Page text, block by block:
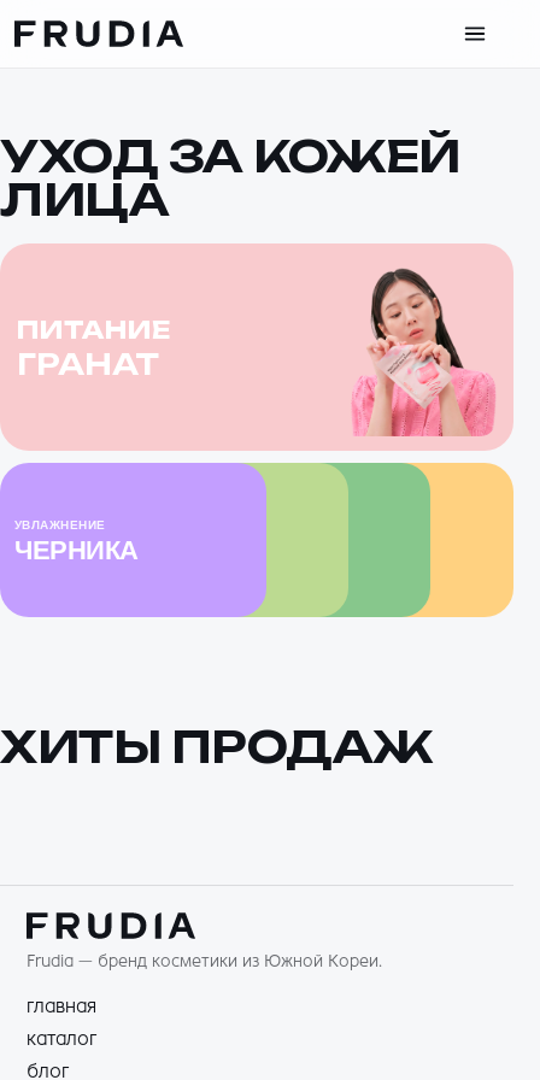
УХОД ЗА КОЖЕЙ
ЛИЦА
ПИТАНИЕ
ГРАНАТ
УВЛАЖНЕНИЕ
ЧЕРНИКА
СЕБОРЕГУЛЯЦИЯ
ВИНОГРАД
ХИТЫ ПРОДАЖ
Frudia — бренд косметики из Южной Кореи.
главная
каталог
блог